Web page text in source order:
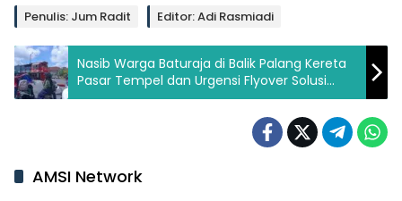
Penulis: Jum Radit Editor: Adi Rasmiadi
Nasib Warga Baturaja di Balik Palang Kereta
Pasar Tempel dan Urgensi Flyover Solusi
Macet
AMSI Network